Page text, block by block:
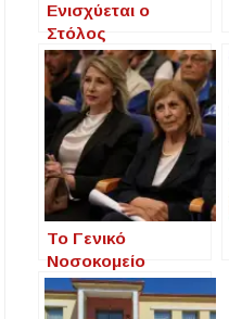
Ενισχύεται ο
Στόλος
Απορριμματοφόρω
ν του Δήμου:
Δωρεά και Νέα
Μίσθωση για
Καθαρότερη Πόλη
Το Γενικό
Νοσοκομείο
Χαλκιδικής
ενισχύεται από την